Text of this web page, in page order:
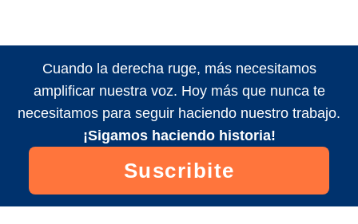
Cuando la derecha ruge, más necesitamos
amplificar nuestra voz. Hoy más que nunca te
necesitamos para seguir haciendo nuestro trabajo.
¡Sigamos haciendo historia!
Suscribite